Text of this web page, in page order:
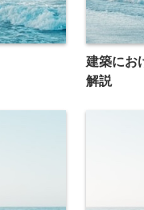
建築にお
解説